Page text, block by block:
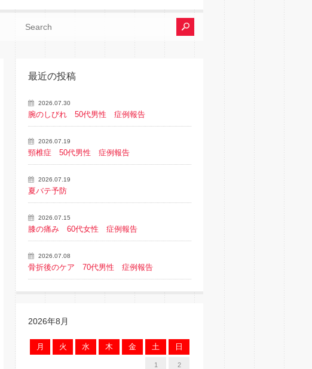
最近の投稿
2026.07.30
腕のしびれ 50代男性 症例報告
2026.07.19
頸椎症 50代男性 症例報告
2026.07.19
夏バテ予防
2026.07.15
膝の痛み 60代女性 症例報告
2026.07.08
骨折後のケア 70代男性 症例報告
2026年8月
月 火 水 木 金 土 日
1 2